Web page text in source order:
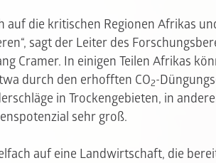
auf die kritischen Regionen Afrikas
sagt der Leiter des
Cramer. In einigen Teilen Afrikas
durch den erhofften CO2-
in Trockengebieten, in
sehr groß.
auf eine Landwirtschaft, die